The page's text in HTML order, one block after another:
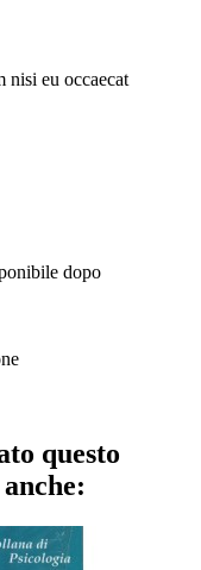
nisi eu occaecat
dopo
questo